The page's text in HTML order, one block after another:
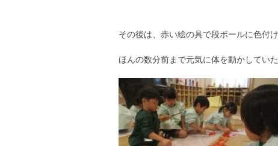
その後は、赤い絵の具で段ボールに色付
ほんの数分前まで元気に体を動かしてい